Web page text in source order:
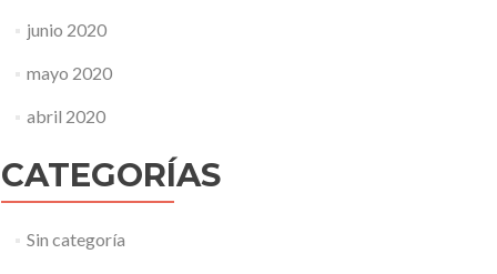
junio 2020
mayo 2020
abril 2020
CATEGORÍAS
Sin categoría